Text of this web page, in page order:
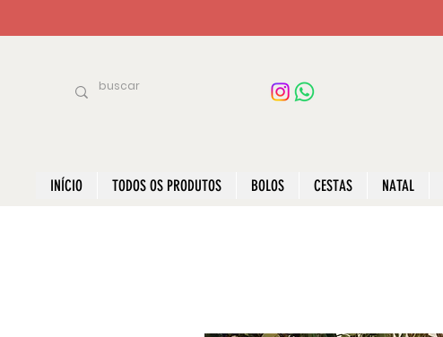
INÍCIO TODOS OS PRODUTOS BOLOS CESTAS NATAL